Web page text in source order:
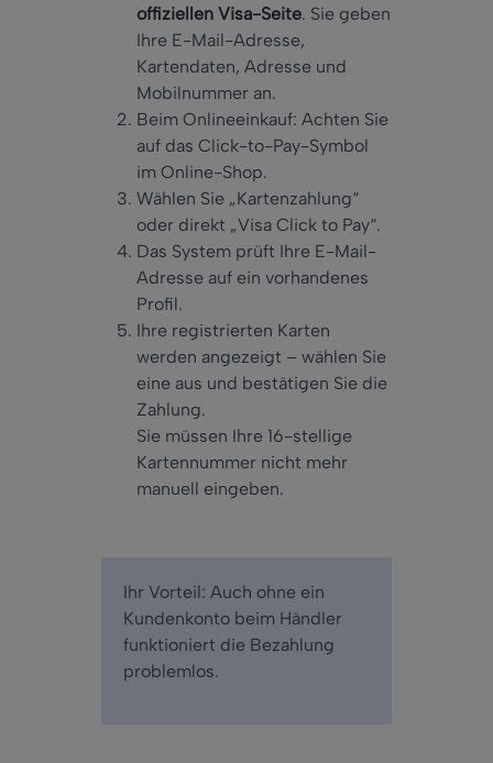
offiziellen Visa-Seite. Sie geben
Ihre E-Mail-Adresse,
Kartendaten, Adresse und
Mobilnummer an.
Beim Onlineeinkauf: Achten Sie
auf das Click-to-Pay-Symbol
im Online-Shop.
Wählen Sie „Kartenzahlung“
oder direkt „Visa Click to Pay“.
Das System prüft Ihre E-Mail-
Adresse auf ein vorhandenes
Profil.
Ihre registrierten Karten
werden angezeigt – wählen Sie
eine aus und bestätigen Sie die
Zahlung.
Sie müssen Ihre 16-stellige
Kartennummer nicht mehr
manuell eingeben.
Ihr Vorteil: Auch ohne ein
Kundenkonto beim Händler
funktioniert die Bezahlung
problemlos.